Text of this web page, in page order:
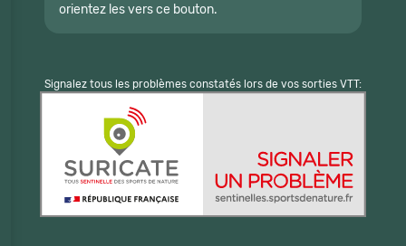
orientez les vers ce bouton.
Signalez tous les problèmes constatés lors de vos sorties VTT: